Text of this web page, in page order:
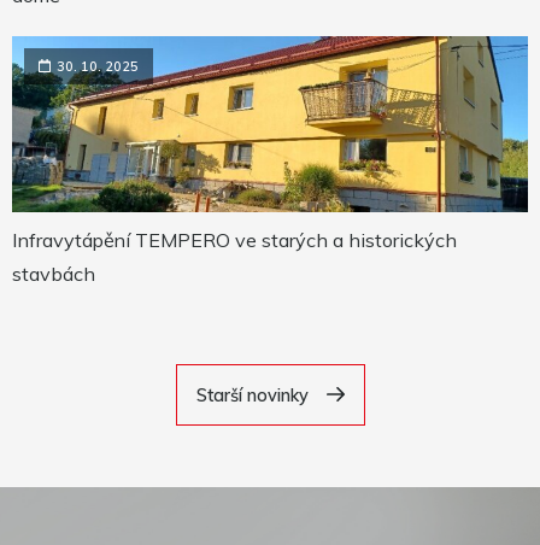
30. 10. 2025
Infravytápění TEMPERO ve starých a historických
stavbách
Starší novinky